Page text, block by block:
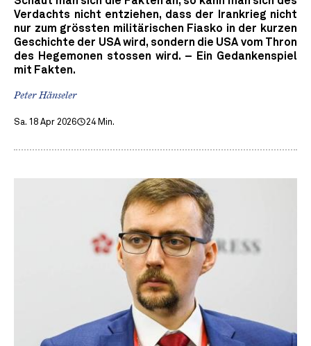
Verdachts nicht entziehen, dass der Irankrieg nicht
nur zum grössten militärischen Fiasko in der kurzen
Geschichte der USA wird, sondern die USA vom Thron
des Hegemonen stossen wird. – Ein Gedankenspiel
mit Fakten.
Peter Hänseler
Sa. 18 Apr 2026 24 Min.